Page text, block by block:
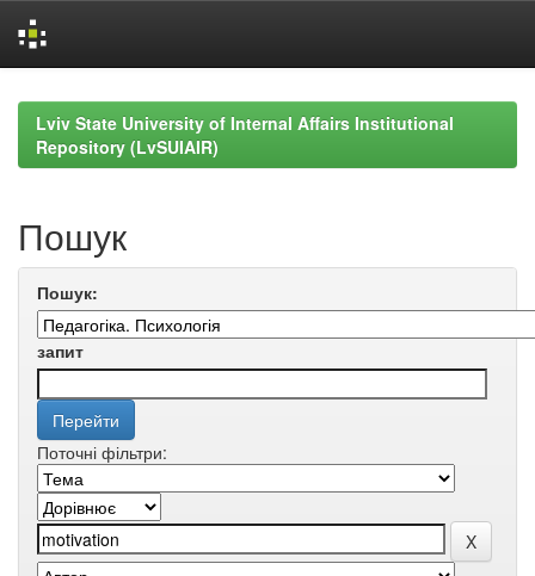
navigationLviv State University of Internal Affairs Institutional
Repository (LvSUIAIR)
Пошук
Пошук:
запит
Поточні фільтри: